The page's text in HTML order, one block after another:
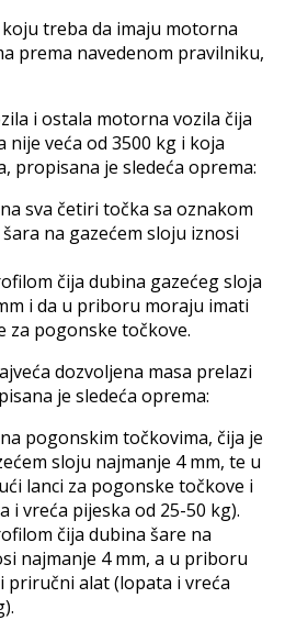
treba da imaju motorna
prema navedenom pravilniku,
i ostala motorna vozila čija
nije veća od 3500 kg i koja
propisana je sledeća oprema:
sva četiri točka sa oznakom
na gazećem sloju iznosi
čija dubina gazećeg sloja
i da u priboru moraju imati
za pogonske točkove.
dozvoljena masa prelazi
je sledeća oprema:
pogonskim točkovima, čija je
sloju najmanje 4 mm, te u
lanci za pogonske točkove i
i vreća pijeska od 25-50 kg).
čija dubina šare na
najmanje 4 mm, a u priboru
priručni alat (lopata i vreća